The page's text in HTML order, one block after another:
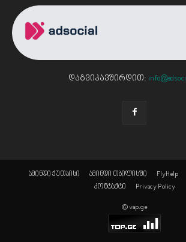
დაგვიკავშირდით:
ამინდი ქუთაისი ამინდი თბილისში FlyHelp
კონტაქტი
Privacy Policy
© vap.ge